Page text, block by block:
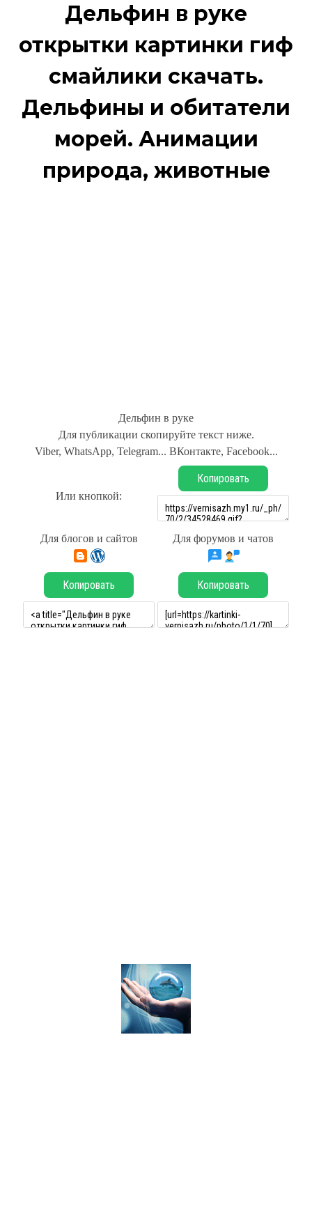
Дельфин в руке
открытки картинки гиф
смайлики скачать.
Дельфины и обитатели
морей. Анимации
природа, животные
Дельфин в руке
Для публикации скопируйте текст ниже.
Viber, WhatsApp, Telegram... ВКонтакте, Facebook...
Или кнопкой:
Копировать
Для блогов и сайтов Для форумов и чатов
Копировать Копировать